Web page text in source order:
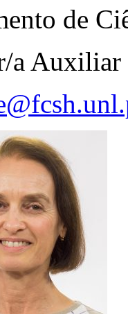
de
a